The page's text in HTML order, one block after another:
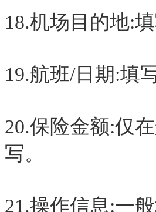
18.机场目的地:
19.航班/日期:填
20.保险金额:仅
写。
21.操作信息:一